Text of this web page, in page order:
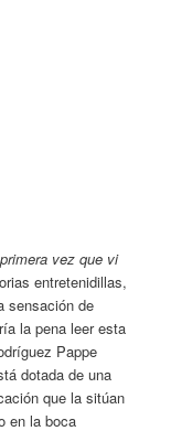
vez que vi
entretenidillas,
sensación de
la pena leer esta
Pappe
dotada de una
que la sitúan
en la boca